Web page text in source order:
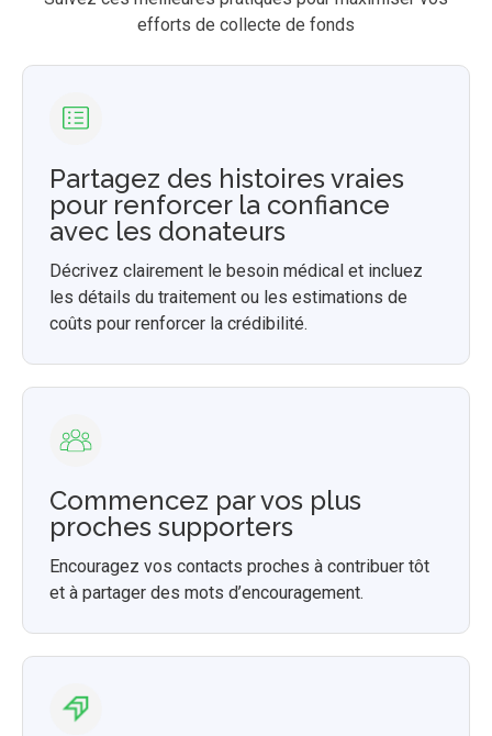
efforts de collecte de fonds
Partagez des histoires vraies
pour renforcer la confiance
avec les donateurs
Décrivez clairement le besoin médical et incluez
les détails du traitement ou les estimations de
coûts pour renforcer la crédibilité.
Commencez par vos plus
proches supporters
Encouragez vos contacts proches à contribuer tôt
et à partager des mots d’encouragement.